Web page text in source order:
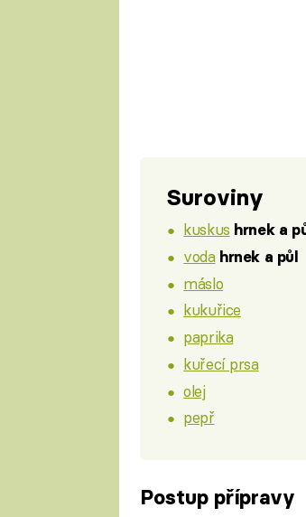
Suroviny
kuskus hrnek a
voda hrnek a půl
máslo
kukuřice
paprika
kuřecí prsa
olej
pepř
Postup přípravy